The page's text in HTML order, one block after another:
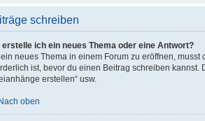
schreiben
erstelle ich ein neues Thema oder eine Antwort?
neues Thema in einem Forum zu eröffnen,
ist, bevor du einen Beitrag schreiben kannst.
erstellen“ usw.
oben